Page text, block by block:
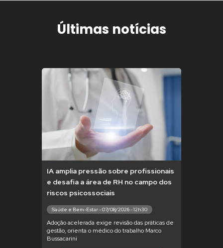
Últimas notícias
IA amplia pressão sobre profissionais
e desafia a área de RH no campo dos
riscos psicossociais
Saúde e Bem-Estar - 07/08/2026 - 12h30
Adoção acelerada exige revisão das práticas de
gestão, orienta o médico do trabalho Marco
Bussacarini